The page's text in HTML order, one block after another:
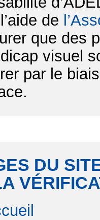
de
que des
visuel
par le
DU